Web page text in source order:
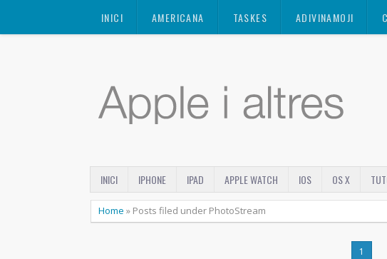
INICI AMERICANA TASKES ADIVINAMOJI
INICI IPHONE IPAD APPLE WATCH IOS OS X
Home » Posts filed under PhotoStream
1